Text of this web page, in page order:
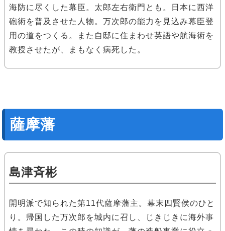
海防に尽くした幕臣。太郎左右衛門とも。日本に西洋
砲術を普及させた人物。万次郎の能力を見込み幕臣登
用の道をつくる。また自邸に住まわせ英語や航海術を
教授させたが、まもなく病死した。
薩摩藩
島津斉彬
開明派で知られた第11代薩摩藩主。幕末四賢侯のひと
り。帰国した万次郎を城内に召し、じきじきに海外事